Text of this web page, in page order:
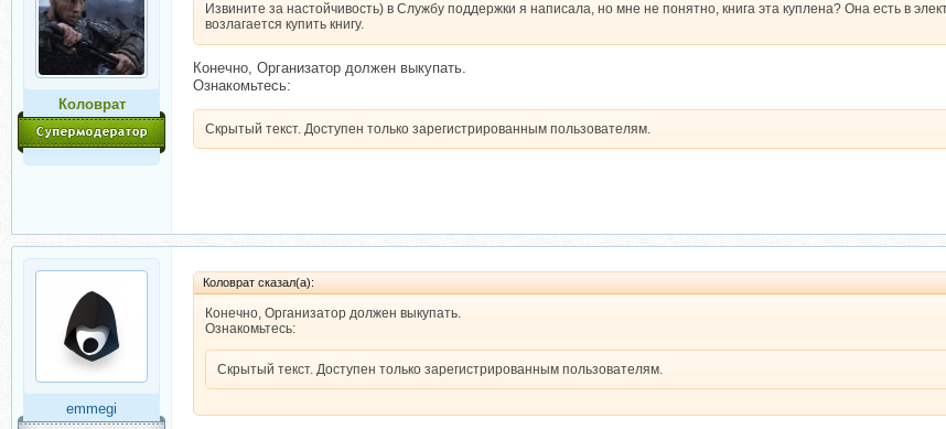
Коловрат
Извините за настойчивость) в Службу поддержки я написала, но мне не понятно, книга эта куплена? Она есть в
возлагается купить книгу.
Конечно, Организатор должен выкупать.
Ознакомьтесь:
Скрытый текст. Доступен только зарегистрированным пользователям.
emmegi
Коловрат сказал(а):
Конечно, Организатор должен выкупать.
Ознакомьтесь:
Скрытый текст. Доступен только зарегистрированным пользователям.